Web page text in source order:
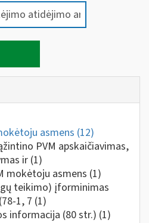
asmens (12)
PVM apskaičiavimas,
ir (1)
mokėtoju asmens (1)
teikimo) įforminimas
1, 7 (1)
informacija (80 str.) (1)